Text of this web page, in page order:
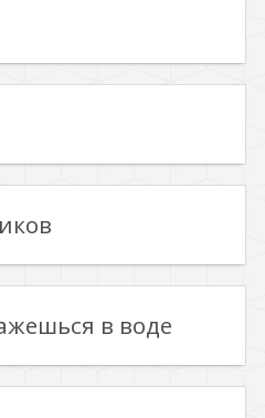
в воде